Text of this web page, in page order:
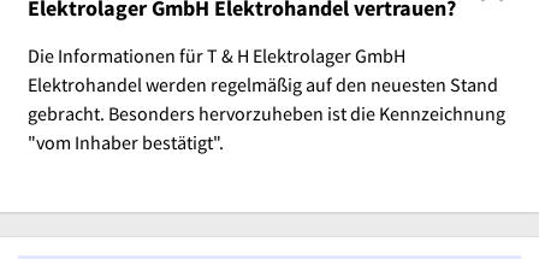
Elektrolager GmbH Elektrohandel vertrauen?
Die Informationen für T & H Elektrolager GmbH
Elektrohandel werden regelmäßig auf den neuesten Stand
gebracht. Besonders hervorzuheben ist die Kennzeichnung
"vom Inhaber bestätigt".